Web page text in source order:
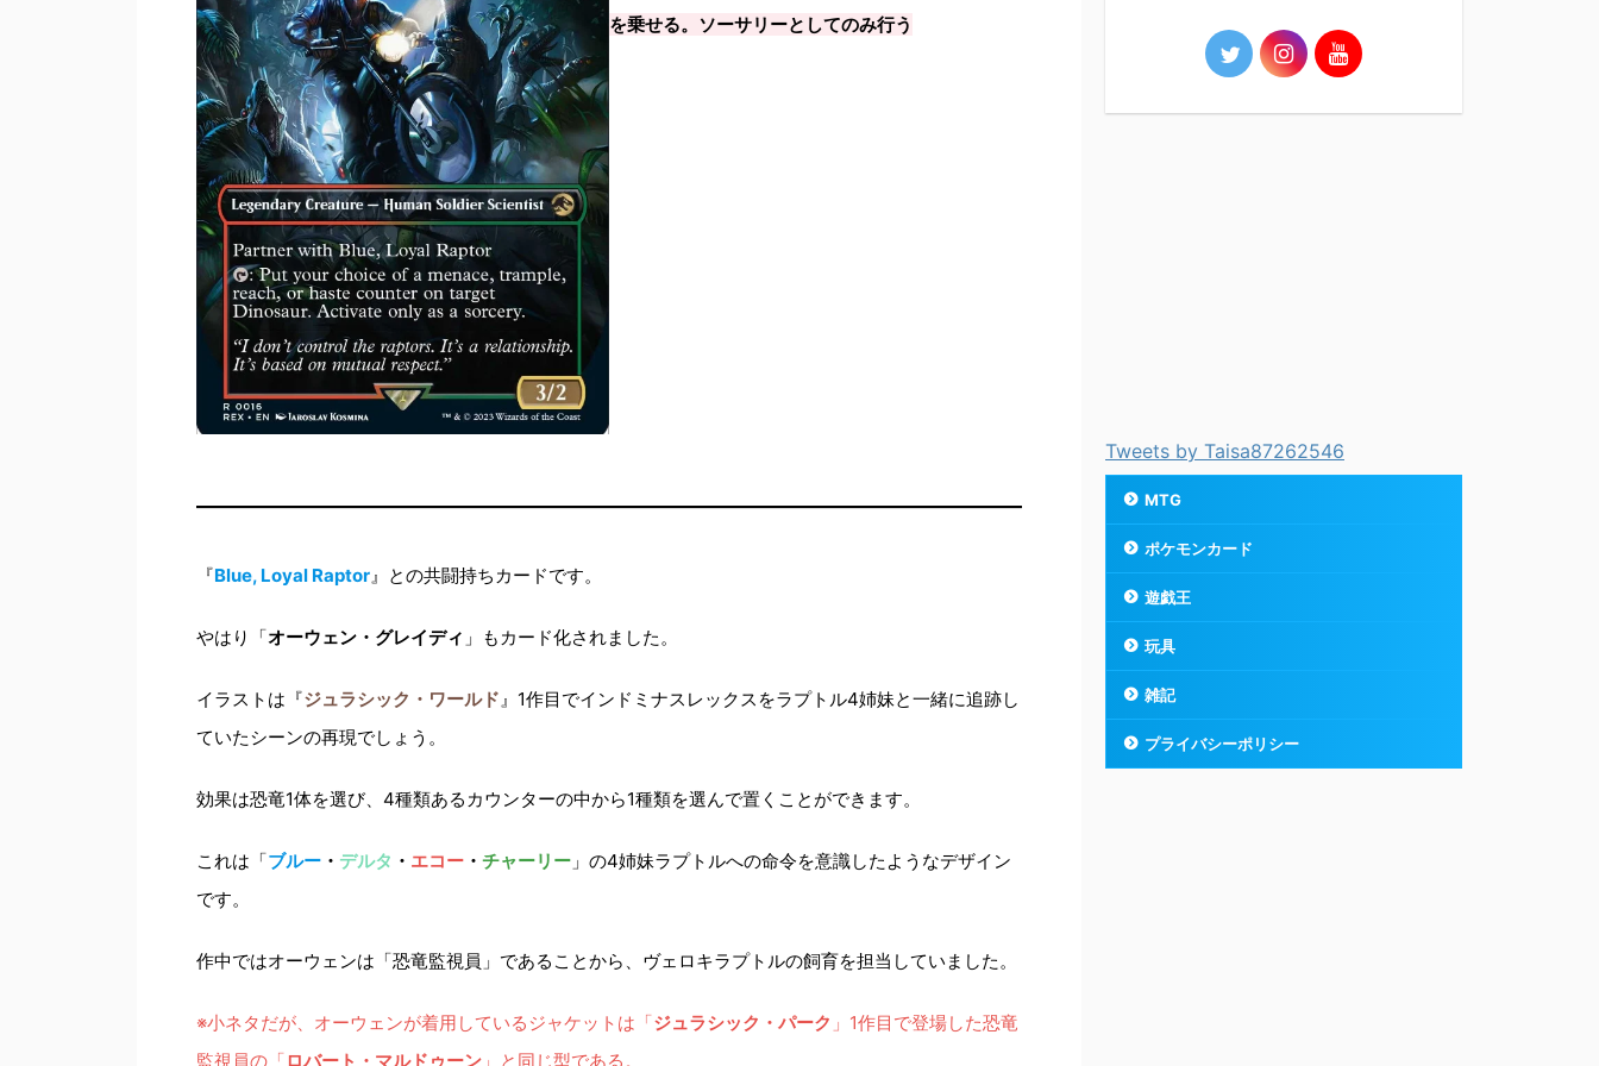
を乗せる。ソーサリーとしてのみ行う
『Blue, Loyal Raptor』との共闘持ちカードです。
やはり「オーウェン・グレイディ 」もカード化されました。
イラストは『ジュラシック・ワールド』1作目でインドミナスレックスをラプトル4姉妹と一緒に追跡し
ていたシーンの再現でしょう。
効果は恐竜1体を選び、4種類あるカウンターの中から1種類を選んで置くことができます。
これは「ブルー ・ デルタ ・ エコー ・ チャーリー 」の4姉妹ラプトルへの命令を意識したようなデザイン
です。
作中ではオーウェンは「恐竜監視員」であることから、ヴェロキラプトルの飼育を担当していました。
※小ネタだが、オーウェンが着用しているジャケットは「ジュラシック・パーク 」1作目で登場した恐竜
監視員の「ロバート・マルドゥーン 」と同じ型である。
Tweets by Taisa87262546
MTG
ポケモンカード
遊戯王
玩具
雑記
プライバシーポリシー